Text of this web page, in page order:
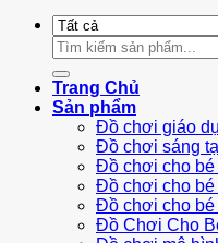
Tìm
kiếm:
Trang Chủ
Sản phẩm
Đồ chơi giáo
Đồ chơi sáng
Đồ chơi cho bé
Đồ chơi cho bé
Đồ chơi cho bé
Đồ Chơi Cho